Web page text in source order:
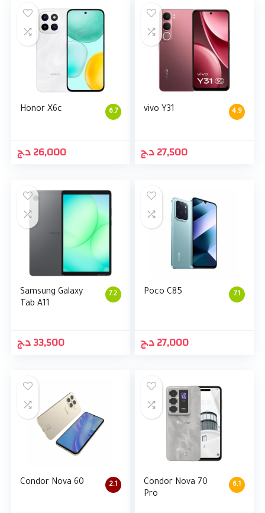
6.7
Honor X6c
26,000د.ج
4.9
vivo Y31
27,500د.ج
7.2
Samsung Galaxy
Tab A11
33,500د.ج
7.1
Poco C85
27,000د.ج
2.1
Condor Nova 60 6.1
Condor Nova 70
Pro